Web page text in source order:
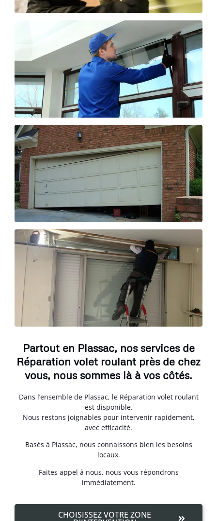
Partout en Plassac, nos services de
Réparation volet roulant près de chez
vous, nous sommes là à vos côtés.
Dans l’ensemble de Plassac, le Réparation volet roulant
est disponible.
Nous restons joignables pour intervenir rapidement,
avec efficacité.
Basés à Plassac, nous connaissons bien les besoins
locaux.
Faites appel à nous, nous vous répondrons
immédiatement.
CHOISISSEZ VOTRE ZONE